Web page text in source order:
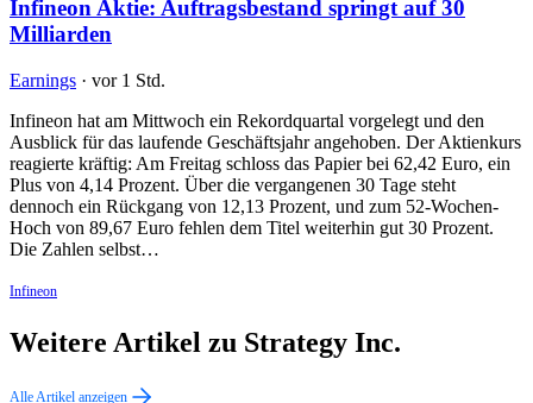
Infineon Aktie: Auftragsbestand springt auf 30
Milliarden
Earnings · vor 1 Std.
Infineon hat am Mittwoch ein Rekordquartal vorgelegt und den
Ausblick für das laufende Geschäftsjahr angehoben. Der Aktienkurs
reagierte kräftig: Am Freitag schloss das Papier bei 62,42 Euro, ein
Plus von 4,14 Prozent. Über die vergangenen 30 Tage steht
dennoch ein Rückgang von 12,13 Prozent, und zum 52-Wochen-
Hoch von 89,67 Euro fehlen dem Titel weiterhin gut 30 Prozent.
Die Zahlen selbst…
Infineon
Weitere Artikel zu Strategy Inc.
Alle Artikel anzeigen